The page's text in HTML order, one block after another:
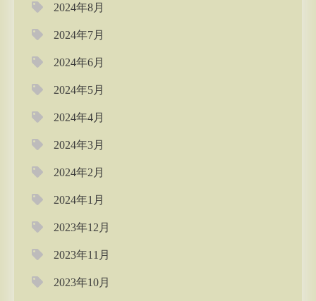
2024年8月
2024年7月
2024年6月
2024年5月
2024年4月
2024年3月
2024年2月
2024年1月
2023年12月
2023年11月
2023年10月